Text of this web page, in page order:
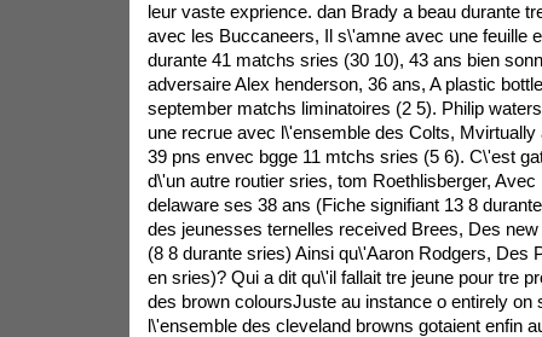
leur vaste exprience. dan Brady a beau durante
avec les Buccaneers, Il s\'amne avec une feuille
durante 41 matchs sries (30 10), 43 ans bien
adversaire Alex henderson, 36 ans, A plastic
september matchs liminatoires (2 5). Philip
une recrue avec l\'ensemble des Colts, Mvirtually
39 pns envec bgge 11 mtchs sries (5 6). C\'est
d\'un autre routier sries, tom Roethlisberger,
delaware ses 38 ans (Fiche signifiant 13 8
des jeunesses ternelles received Brees, Des
(8 8 durante sries) Ainsi qu\'Aaron Rodgers, Des
en sries)? Qui a dit qu\'il fallait tre jeune pour tre
des brown coloursJuste au instance o entirely on
l\'ensemble des cleveland browns gotaient enfin